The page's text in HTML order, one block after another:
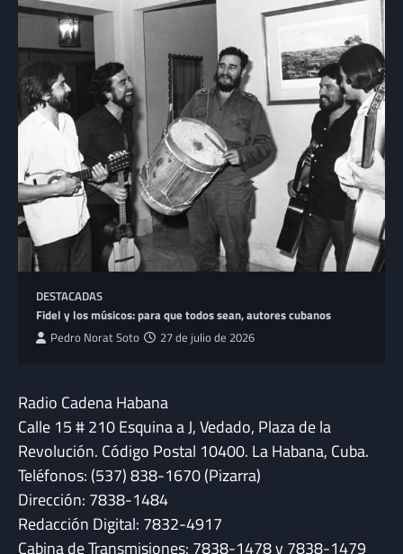
DESTACADAS
Fidel y los músicos: para que todos sean, autores cubanos
Pedro Norat Soto 27 de julio de 2026
Radio Cadena Habana
Calle 15 # 210 Esquina a J, Vedado, Plaza de la
Revolución. Código Postal 10400. La Habana, Cuba.
Teléfonos: (537) 838-1670 (Pizarra)
Dirección: 7838-1484
Redacción Digital: 7832-4917
Cabina de Transmisiones: 7838-1478 y 7838-1479